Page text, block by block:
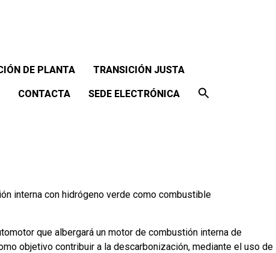
DE PLANTA TRANSICIÓN JUSTA
CONTACTA SEDE ELECTRÓNICA
interna con hidrógeno verde como combustible
que albergará un motor de combustión interna de
objetivo contribuir a la descarbonización, mediante el uso de